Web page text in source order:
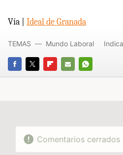
Vía | Ideal de Granada
FACEBOOK
TWITTERFLIPBOARD
E-
WHATSAPP
TEMAS Mundo Laboral
Comentarios cerrados